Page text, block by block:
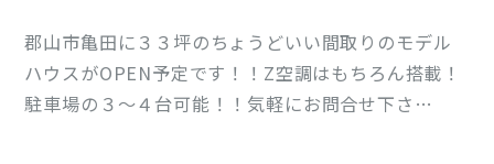
郡山市亀田に３３坪のちょうどいい間取りのモデル
ハウスがOPEN予定です！！Z空調はもちろん搭載！
駐車場の３～４台可能！！気軽にお問合せ下さ